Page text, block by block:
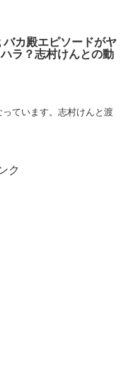
バカ殿エピソードがヤ
ラ？志村けんとの動
ています。志村けんと渡
ク